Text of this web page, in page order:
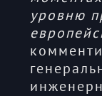
уровню